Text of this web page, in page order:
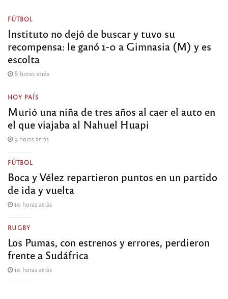
FÚTBOL
Instituto no dejó de buscar y tuvo su
recompensa: le ganó 1-0 a Gimnasia (M) y es
escolta
8 horas atrás
HOY PAÍS
Murió una niña de tres años al caer el auto en
el que viajaba al Nahuel Huapi
9 horas atrás
FÚTBOL
Boca y Vélez repartieron puntos en un partido
de ida y vuelta
10 horas atrás
RUGBY
Los Pumas, con estrenos y errores, perdieron
frente a Sudáfrica
10 horas atrás